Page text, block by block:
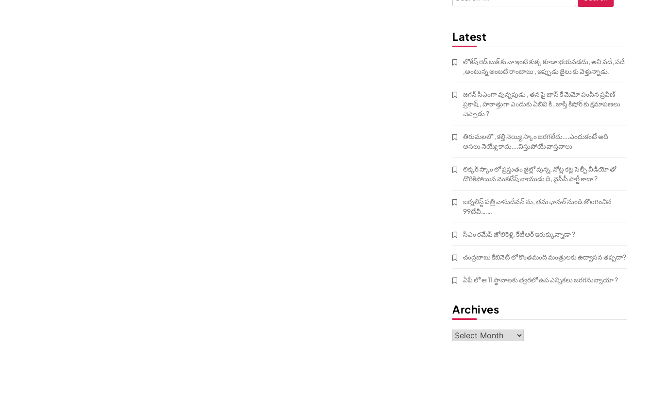
for:
Latest
లోకేష్ రెడ్ బుక్ కు నా ఇంటి కుక్క కూడా భయపడదు, అని పదే, పదే
,అంటున్న అంబటి రాంబాబు , ఇప్పుడు జైలు కు వెళ్తున్నాడు.
జగన్ సీఎంగా వున్నపుడు , తన పై బాస్ కే మెమో పంపిన ప్రవీణ్
ప్రకాష్ , హఠాత్తుగా ఎందుకు ఏబివి కి , జాస్తి కిషోర్ కు క్షమాపణలు
చెప్పాడు ?
తిరుమలలో , కల్తీ నెయ్యి స్కాం జరగలేదు….ఎందుకంటే అది
అసలు నెయ్యే కాదు….విస్తుపోయే వాస్తవాలు
లిక్కర్ స్కాం లో ప్రస్తుతం జైల్లో వున్న, నోట్ల కట్ల సెల్ఫీ వీడియో తో
దొరికిపోయిన వెంకటేష్ నాయుడు ది, వైసీపీ పార్టీ కాదా ?
జర్నలిస్ట్ పత్రి వాసుదేవన్ ను, తమ ఛానల్ నుండి తొలగించిన
99టీవీ…….
సీఎం రమేష్ జోలికెళ్లి, కేటీఆర్ ఇరుక్కున్నాడా ?
చంద్రబాబు కేబినెట్ లో కొంతమంది మంత్రులకు ఉద్వాసన తప్పదా?
ఏపీ లో ఆ 11 స్థానాలకు త్వరలో ఉప ఎన్నికలు జరగనున్నాయా ?
Archives
Archives